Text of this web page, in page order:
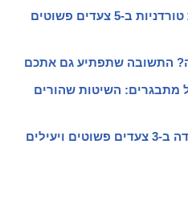
איך להתמודד עם מחשבות טורדניות ב-5 צעדים פשוטים
התשובה שתפתיע גם אתכם
מתבגרים: השיטות שהורים
ויעילים